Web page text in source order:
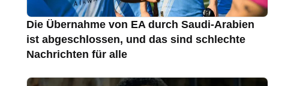
Die Übernahme von EA durch Saudi-Arabien
ist abgeschlossen, und das sind schlechte
Nachrichten für alle